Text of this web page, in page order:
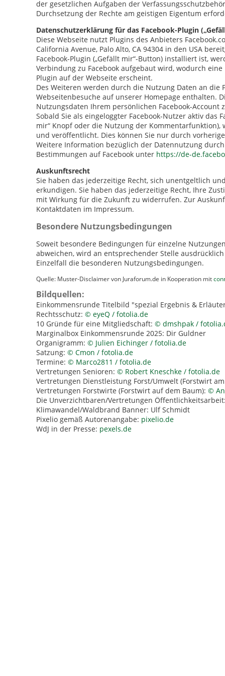
der gesetzlichen Aufgaben der
Durchsetzung der Rechte am geistigen Eigentum
Datenschutzerklärung für das Facebook-Plugin
Diese Webseite nutzt Plugins des Anbieters
California Avenue, Palo Alto, CA 94304 in den USA
Facebook-Plugin („Gefällt mir“-Button) installiert ist,
Verbindung zu Facebook aufgebaut wird, wodurch
Plugin auf der Webseite erscheint.
Des Weiteren werden durch die Nutzung Daten an
Webseitenbesuche auf unserer Homepage enthalten.
Nutzungsdaten Ihrem persönlichen Facebook-Account
Sobald Sie als eingeloggter Facebook-Nutzer aktiv das
mir“ Knopf oder die Nutzung der
und veröffentlicht. Dies können Sie nur durch
Weitere Information bezüglich der Datennutzung
Bestimmungen auf Facebook unter https://de-
Auskunftsrecht
Sie haben das jederzeitige Recht, sich unentgeltlich
erkundigen. Sie haben das jederzeitige Recht, Ihre
mit Wirkung für die Zukunft zu widerrufen. Zur
Kontaktdaten im Impressum.
Besondere Nutzungsbedingungen
Soweit besondere Bedingungen für einzelne
abweichen, wird an entsprechender Stelle
Einzelfall die besonderen Nutzungsbedingungen.
Quelle: Muster-Disclaimer von Juraforum.de in Kooperation mit
Bildquellen:
Einkommensrunde Titelbild "spezial Ergebnis &
Rechtsschutz: © eyeQ / fotolia.de
10 Gründe für eine Mitgliedschaft: © dmshpak /
Marginalbox Einkommensrunde 2025: Dir Guldner
Organigramm: © Julien Eichinger / fotolia.de
Satzung: © Cmon / fotolia.de
Termine: © Marco2811 / fotolia.de
Vertretungen Senioren: © Robert Kneschke / fotolia.de
Vertretungen Dienstleistung Forst/Umwelt (Forstwirt
Vertretungen Forstwirte (Forstwirt auf dem Baum): ©
Die Unverzichtbaren/Vertretungen
Klimawandel/Waldbrand Banner: Ulf Schmidt
Pixelio gemäß Autorenangabe: pixelio.de
WdJ in der Presse: pexels.de